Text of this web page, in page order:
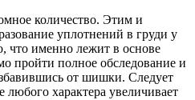
количество. Этим и
уплотнений в груди у
что именно лежит в основе
пройти полное обследование и
от шишки. Следует
любого характера увеличивает